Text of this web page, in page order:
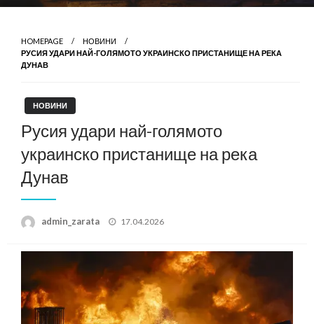
HOMEPAGE
НОВИНИ
РУСИЯ УДАРИ НАЙ-ГОЛЯМОТО УКРАИНСКО ПРИСТАНИЩЕ НА РЕКА
ДУНАВ
НОВИНИ
Русия удари най-голямото
украинско пристанище на река
Дунав
admin_zarata
Posted
17.04.2026